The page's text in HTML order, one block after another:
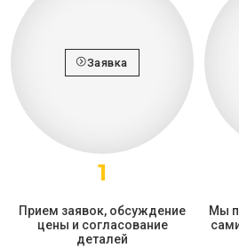
Заявка
1
Прием заявок, обсуждение
цены и согласование
деталей
Мы